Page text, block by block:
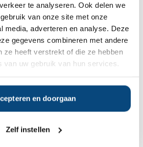
te analyseren. Ook delen we
van onze site met onze
media, adverteren en analyse. Deze
gegevens combineren met andere
ze heeft verstrekt of die ze hebben
van uw gebruik van hun services.
en doorgaan
Zelf instellen
je als aandeelhouder van je bv een
Dat geldt alleen maar op het
in de bv is verdiend. Je kunt je
in een speciaal hiervoor opgerichte
Je spaargeld verhuist dan van box
kun je door het lage tarief veel
vermogens. Maar het hangt ook heel erg
af en het verwachte
de nog wat kleinere vermogens.”